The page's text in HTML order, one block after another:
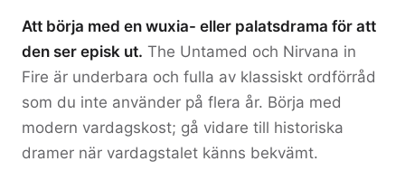
Att börja med en wuxia- eller palatsdrama för att
den ser episk ut. The Untamed och Nirvana in
Fire är underbara och fulla av klassiskt ordförråd
som du inte använder på flera år. Börja med
modern vardagskost; gå vidare till historiska
dramer när vardagstalet känns bekvämt.